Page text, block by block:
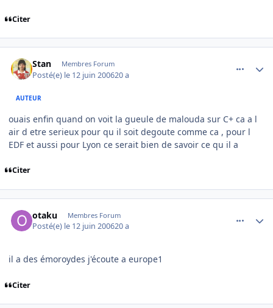
Citer
Stan Membres Forum
Posté(e) le 12 juin 200620 a
AUTEUR
ouais enfin quand on voit la gueule de malouda sur C+ ca a l
air d etre serieux pour qu il soit degoute comme ca , pour l
EDF et aussi pour Lyon ce serait bien de savoir ce qu il a
Citer
otaku Membres Forum
Posté(e) le 12 juin 200620 a
il a des émoroydes j'écoute a europe1
Citer